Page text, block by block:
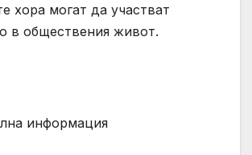
хора могат да участват
в обществения живот.
информация